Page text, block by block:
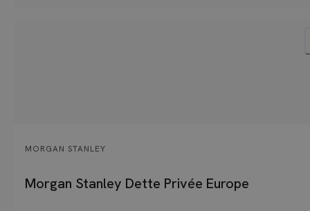
MORGAN STANLEY
Morgan Stanley Dette Privée Europe